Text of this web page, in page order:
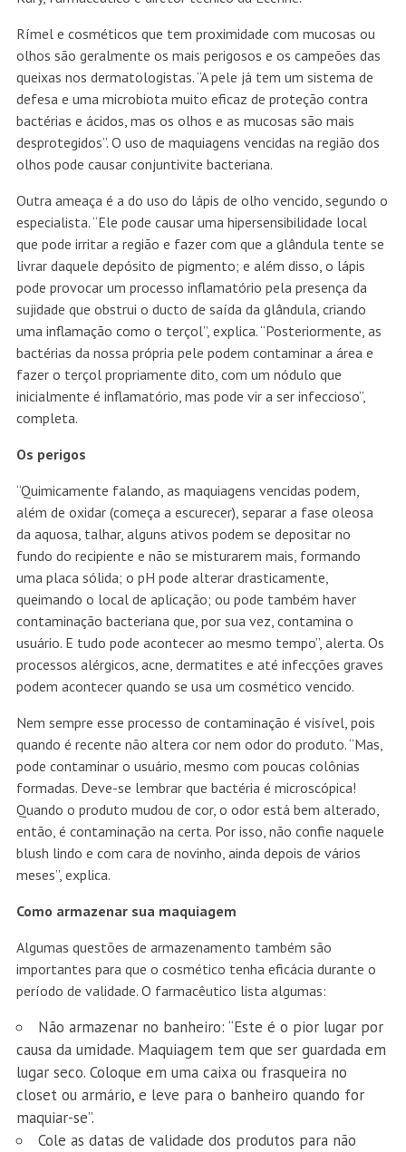
Rímel e cosméticos que tem proximidade com mucosas ou
olhos são geralmente os mais perigosos e os campeões das
queixas nos dermatologistas. “A pele já tem um sistema de
defesa e uma microbiota muito eficaz de proteção contra
bactérias e ácidos, mas os olhos e as mucosas são mais
desprotegidos”. O uso de maquiagens vencidas na região dos
olhos pode causar conjuntivite bacteriana.
Outra ameaça é a do uso do lápis de olho vencido, segundo o
especialista. “Ele pode causar uma hipersensibilidade local
que pode irritar a região e fazer com que a glândula tente se
livrar daquele depósito de pigmento; e além disso, o lápis
pode provocar um processo inflamatório pela presença da
sujidade que obstrui o ducto de saída da glândula, criando
uma inflamação como o terçol”, explica. “Posteriormente, as
bactérias da nossa própria pele podem contaminar a área e
fazer o terçol propriamente dito, com um nódulo que
inicialmente é inflamatório, mas pode vir a ser infeccioso”,
completa.
Os perigos
“Quimicamente falando, as maquiagens vencidas podem,
além de oxidar (começa a escurecer), separar a fase oleosa
da aquosa, talhar, alguns ativos podem se depositar no
fundo do recipiente e não se misturarem mais, formando
uma placa sólida; o pH pode alterar drasticamente,
queimando o local de aplicação; ou pode também haver
contaminação bacteriana que, por sua vez, contamina o
usuário. E tudo pode acontecer ao mesmo tempo”, alerta. Os
processos alérgicos, acne, dermatites e até infecções graves
podem acontecer quando se usa um cosmético vencido.
Nem sempre esse processo de contaminação é visível, pois
quando é recente não altera cor nem odor do produto. “Mas,
pode contaminar o usuário, mesmo com poucas colônias
formadas. Deve-se lembrar que bactéria é microscópica!
Quando o produto mudou de cor, o odor está bem alterado,
então, é contaminação na certa. Por isso, não confie naquele
blush lindo e com cara de novinho, ainda depois de vários
meses”, explica.
Como armazenar sua maquiagem
Algumas questões de armazenamento também são
importantes para que o cosmético tenha eficácia durante o
período de validade. O farmacêutico lista algumas:
Não armazenar no banheiro: “Este é o pior lugar por
causa da umidade. Maquiagem tem que ser guardada em
lugar seco. Coloque em uma caixa ou frasqueira no
closet ou armário, e leve para o banheiro quando for
maquiar-se”.
Cole as datas de validade dos produtos para não